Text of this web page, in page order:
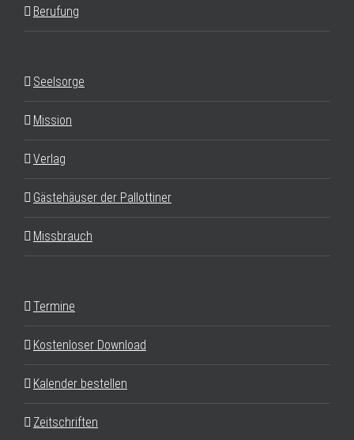
Berufung
Seelsorge
Mission
Verlag
Gästehäuser der Pallottiner
Missbrauch
Termine
Kostenloser Download
Kalender bestellen
Zeitschriften